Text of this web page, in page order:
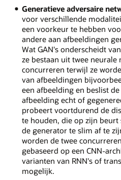
Generatieve adversaire
voor verschillende
een voorkeur te hebben
andere aan afbeeldingen
Wat GAN's onderscheidt
ze bestaan uit twee neurale
concurreren terwijl ze
van afbeeldingen
een afbeelding en beslist
afbeelding echt of
probeert voortdurend de
te houden, die op zijn
de generator te slim af te
worden de twee
gebaseerd op een CNN-
varianten van RNN's of
mogelijk.